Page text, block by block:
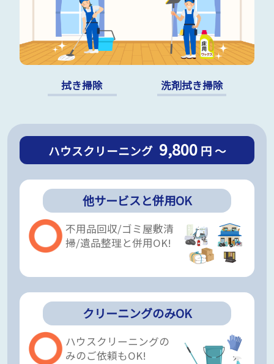
拭き掃除 洗剤拭き掃除
ハウスクリーニング 9,800 円 ～
他サービスと併用OK
不用品回収/ゴミ屋敷清
掃/遺品整理と併用OK!
クリーニングのみOK
ハウスクリーニングの
みのご依頼もOK!